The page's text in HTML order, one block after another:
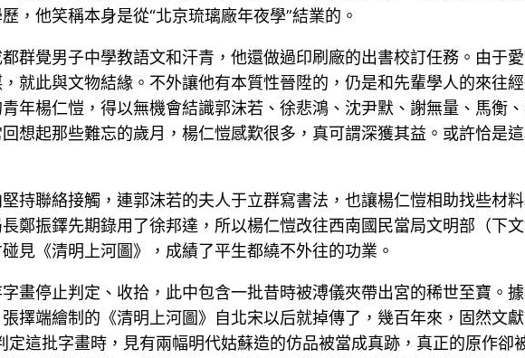
，他笑稱本身是從“北京琉璃廠年夜學”結業的。
群覺男子中學教語文和汗青，他還做過印刷廠的出書校訂任務。由于
就此與文物結緣。不外讓他有本質性晉陞的，仍是和先輩學人的來往
年楊仁愷，得以無機會結識郭沫若、徐悲鴻、沈尹默、謝無量、馬衡
想起那些難忘的歲月，楊仁愷感歎很多，真可謂深獲其益。或許恰是
持聯絡接觸，連郭沫若的夫人于立群寫書法，也讓楊仁愷相助找些材
鄭振鐸先期錄用了徐邦達，所以楊仁愷改往西南國民當局文明部（下
見《清明上河圖》，成績了平生都繞不外往的功業。
畫停止判定、收拾，此中包含一批昔時被溥儀夾帶出宮的稀世至寶。
擇端繪制的《清明上河圖》自北宋以后就掉傳了，幾百年來，固然文
這批字畫時，見有兩幅明代姑蘇造的仿品被當成真跡，真正的原作卻